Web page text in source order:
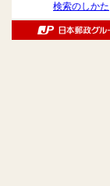
検索のしかた